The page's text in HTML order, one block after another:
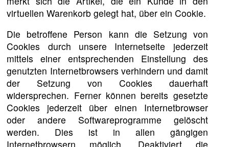
virtuellen Warenkorb gelegt hat, über ein Cookie.
Die betroffene Person kann die Setzung von
Cookies durch unsere Internetseite jederzeit
mittels einer entsprechenden Einstellung des
genutzten Internetbrowsers verhindern und damit
der Setzung von Cookies dauerhaft
widersprechen. Ferner können bereits gesetzte
Cookies jederzeit über einen Internetbrowser
oder andere Softwareprogramme gelöscht
werden. Dies ist in allen gängigen
Internetbrowsern möglich. Deaktiviert die